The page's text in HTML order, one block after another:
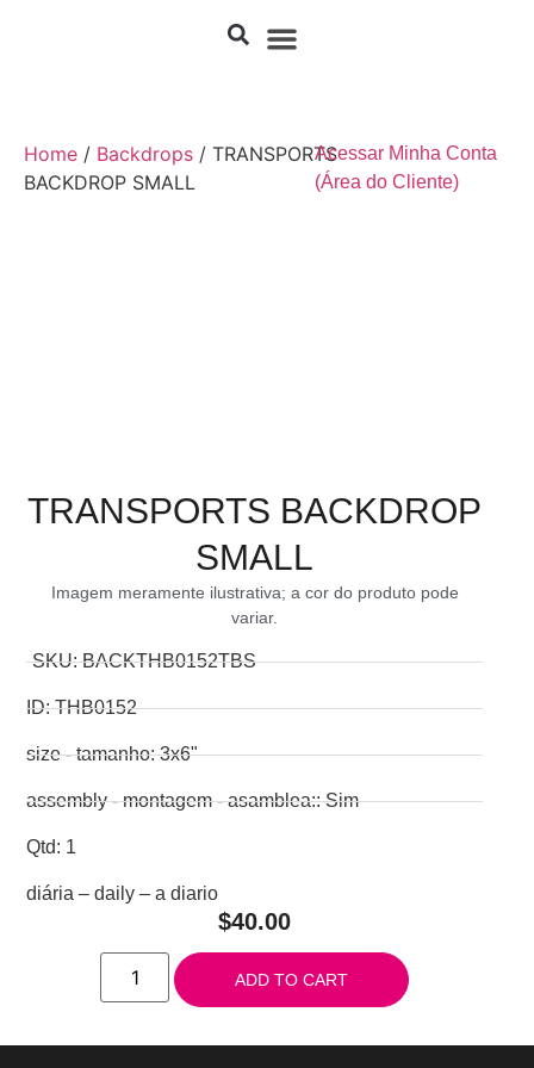
Home / Backdrops / TRANSPORTS
BACKDROP SMALL
Acessar Minha Conta
(Área do Cliente)
TRANSPORTS BACKDROP
SMALL
Imagem meramente ilustrativa; a cor do produto pode
variar.
SKU: BACKTHB0152TBS
ID: THB0152
size - tamanho: 3x6"
assembly - montagem - asamblea:: Sim
Qtd: 1
diária – daily – a diario
$40.00
ADD TO CART